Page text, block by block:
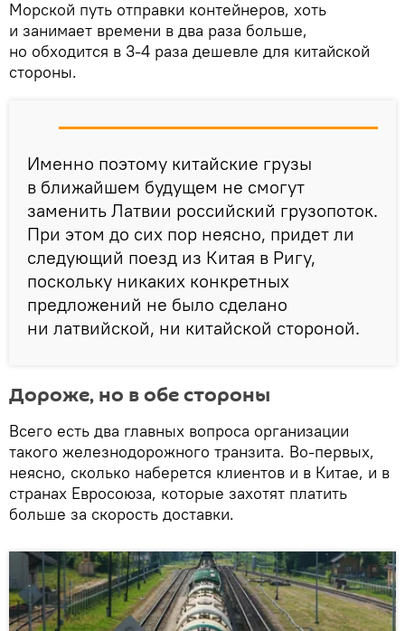
Морской путь отправки контейнеров, хоть
и занимает времени в два раза больше,
но обходится в 3-4 раза дешевле для китайской
стороны.
Именно поэтому китайские грузы
в ближайшем будущем не смогут
заменить Латвии российский грузопоток.
При этом до сих пор неясно, придет ли
следующий поезд из Китая в Ригу,
поскольку никаких конкретных
предложений не было сделано
ни латвийской, ни китайской стороной.
Дороже, но в обе стороны
Всего есть два главных вопроса организации
такого железнодорожного транзита. Во-первых,
неясно, сколько наберется клиентов и в Китае, и в
странах Евросоюза, которые захотят платить
больше за скорость доставки.